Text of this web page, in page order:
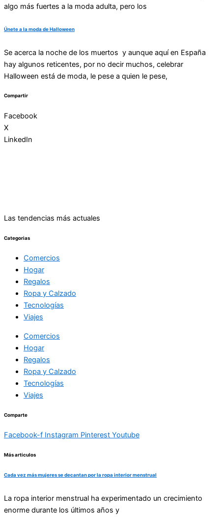
algo más fuertes a la moda adulta, pero los
Únete a la moda de Halloween
Se acerca la noche de los muertos y aunque aquí en España
hay algunos reticentes, por no decir muchos, celebrar
Halloween está de moda, le pese a quien le pese,
Compartir
Facebook
X
LinkedIn
Las tendencias más actuales
Categorias
Comercios
Hogar
Regalos
Ropa y Calzado
Tecnologías
Viajes
Comercios
Hogar
Regalos
Ropa y Calzado
Tecnologías
Viajes
Comparte
Facebook-f Instagram Pinterest Youtube
Más articulos
Cada vez más mujeres se decantan por la ropa interior menstrual
La ropa interior menstrual ha experimentado un crecimiento
enorme durante los últimos años y